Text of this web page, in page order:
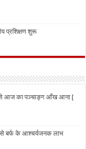
प्रशिक्षण शुरू
से आज का पञ्चाङ्ग आँख आना [
से बर्फ के आश्चर्यजनक लाभ